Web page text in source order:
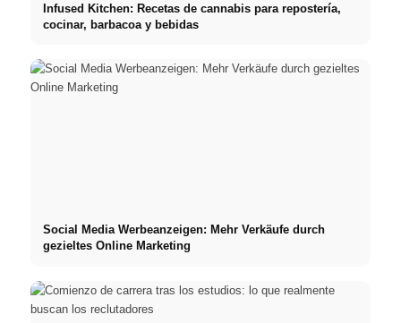
Infused Kitchen: Recetas de cannabis para repostería,
cocinar, barbacoa y bebidas
Social Media Werbeanzeigen: Mehr Verkäufe durch
gezieltes Online Marketing